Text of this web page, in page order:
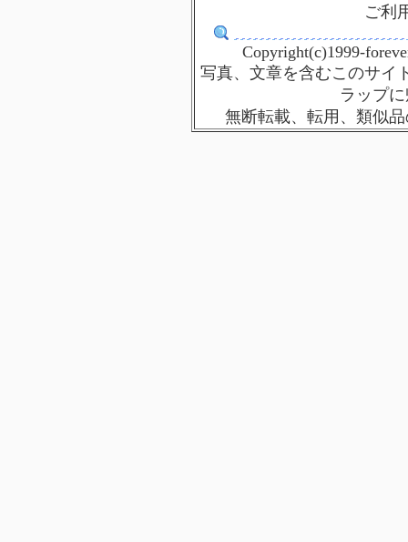
ご利
Copyright(c)1999-
写真、文章を含むこのサイ
ラップ
無断転載、転用、類似